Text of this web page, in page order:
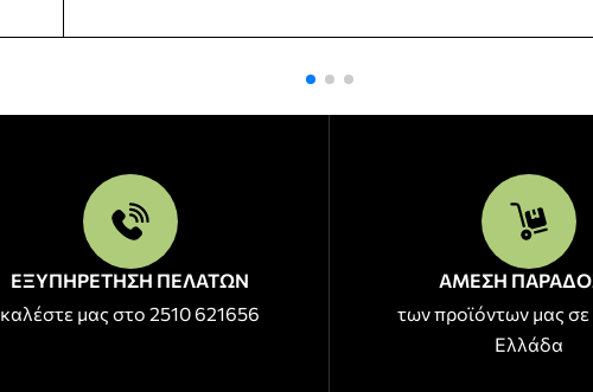
ΕΞΥΠΗΡΕΤΗΣΗ ΠΕΛΑΤΩΝ
καλέστε μας στο 2510 621656
ΑΜΕΣΗ
των προϊόντων μας σε
Ελλάδα